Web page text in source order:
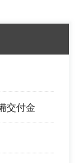
交付金